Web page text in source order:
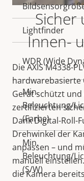
Sicher
Innen-
Die AXIS M4338-
hardwarebasierte
Gerät schützt und
zertifizierten
Dank Digital-Roll-
Drehwinkel der
anpassen – und
manuell
die Kamera
Lightfinder
WDR (Wide
Min.
Beleuchtung/
(Farbe)
Min.
Beleuchtung/
(S/W)